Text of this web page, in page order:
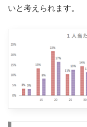
いと考えられます。